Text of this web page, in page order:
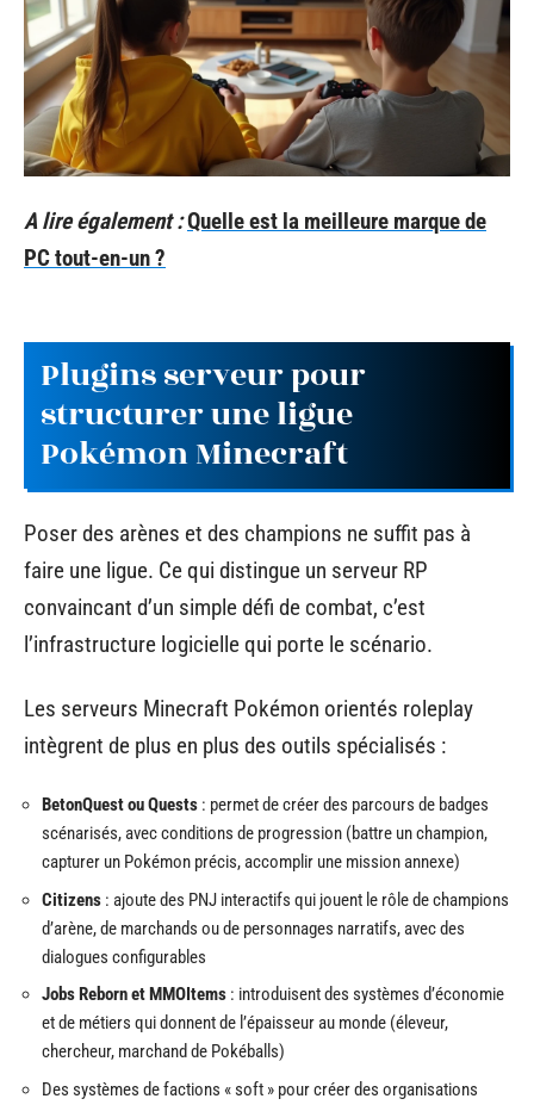
A lire également :Quelle est la meilleure marque de
PC tout-en-un ?
Plugins serveur pour
structurer une ligue
Pokémon Minecraft
Poser des arènes et des champions ne suffit pas à
faire une ligue. Ce qui distingue un serveur RP
convaincant d’un simple défi de combat, c’est
l’infrastructure logicielle qui porte le scénario.
Les serveurs Minecraft Pokémon orientés roleplay
intègrent de plus en plus des outils spécialisés :
BetonQuest ou Quests : permet de créer des parcours de badges
scénarisés, avec conditions de progression (battre un champion,
capturer un Pokémon précis, accomplir une mission annexe)
Citizens : ajoute des PNJ interactifs qui jouent le rôle de champions
d’arène, de marchands ou de personnages narratifs, avec des
dialogues configurables
Jobs Reborn et MMOItems : introduisent des systèmes d’économie
et de métiers qui donnent de l’épaisseur au monde (éleveur,
chercheur, marchand de Pokéballs)
Des systèmes de factions « soft » pour créer des organisations